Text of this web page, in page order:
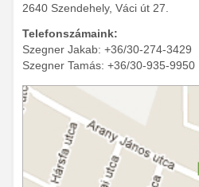
2640 Szendehely, Váci út 27.
Telefonszámaink:
Szegner Jakab: +36/30-274-3429
Szegner Tamás: +36/30-935-9950